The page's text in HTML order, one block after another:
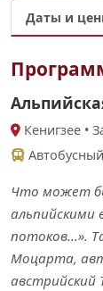
Даты и
Кенигзее •
Что может
альпийскими
потоков...».
Моцарта,
австрийский